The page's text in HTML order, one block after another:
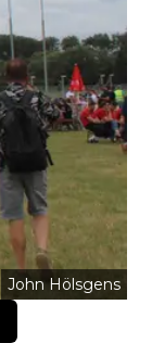
John Hölsgens